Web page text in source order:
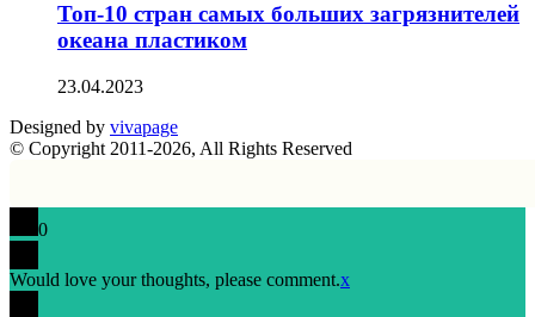
Топ-10 стран самых больших загрязнителей
океана пластиком
23.04.2023
Designed by vivapage
© Copyright 2011-2026, All Rights Reserved
0
Would love your thoughts, please comment.x